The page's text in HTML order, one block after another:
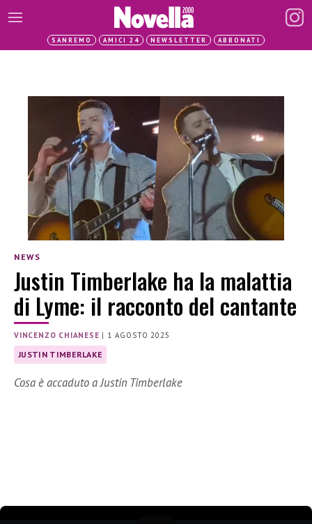
SANREMO AMICI 24 NEWSLETTER ABBONATI
NEWS
Justin Timberlake ha la malattia
di Lyme: il racconto del cantante
VINCENZO CHIANESE | 1 AGOSTO 2025
JUSTIN TIMBERLAKE
Cosa è accaduto a Justin Timberlake